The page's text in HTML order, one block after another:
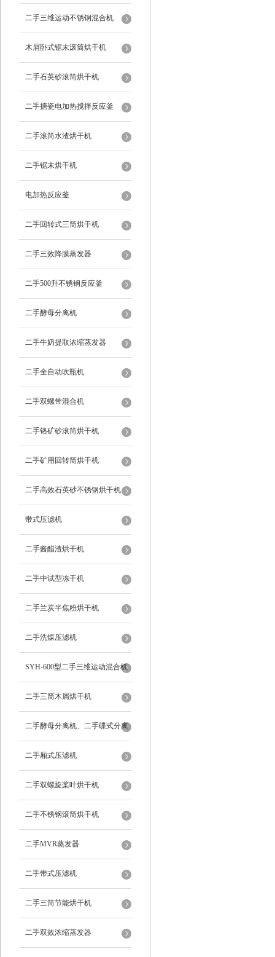
二手三维运动不锈钢混合机
木屑卧式锯末滚筒烘干机
二手石英砂滚筒烘干机
二手搪瓷电加热搅拌反应釜
二手滚筒水渣烘干机
二手锯末烘干机
电加热反应釜
二手回转式三筒烘干机
二手三效降膜蒸发器
二手500升不锈钢反应釜
二手酵母分离机
二手牛奶提取浓缩蒸发器
二手全自动吹瓶机
二手双螺带混合机
二手铬矿砂滚筒烘干机
二手矿用回转筒烘干机
二手高效石英砂不锈钢烘干机
带式压滤机
二手酱醋渣烘干机
二手中试型冻干机
二手兰炭半焦粉烘干机
二手洗煤压滤机
SYH-600型二手三维运动混合机
二手三筒木屑烘干机
二手酵母分离机、二手碟式分离
机
二手厢式压滤机
二手双螺旋桨叶烘干机
二手不锈钢滚筒烘干机
二手MVR蒸发器
二手带式压滤机
二手三筒节能烘干机
二手双效浓缩蒸发器